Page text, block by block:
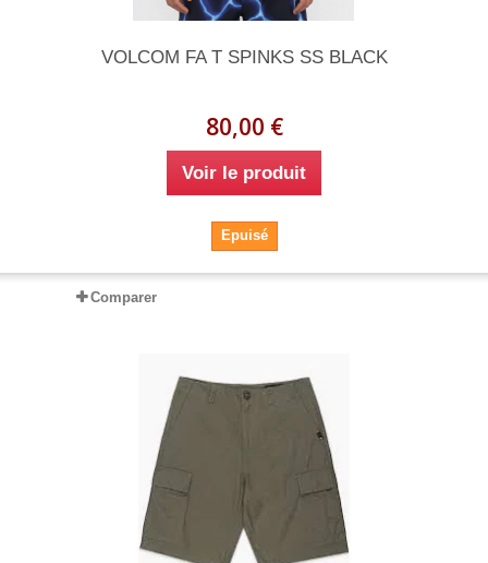
VOLCOM FA T SPINKS SS BLACK
80,00 €
Voir le produit
Epuisé
Comparer